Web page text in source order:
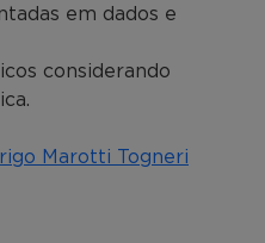
em dados e
considerando
Marotti Togneri